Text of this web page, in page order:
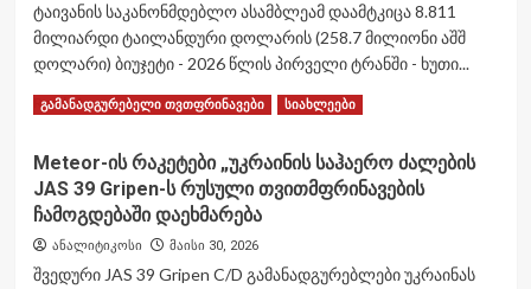
რბოლის
ჩემპიონატის
მეორე
საქართველოს
ძალების
სხვადასხვა
კომპონენტის
ჩართულობით
გაიხსნა.
ტაივანის საკანონმდებლო ასამბლეამ დაამტკიცა 8.811
მილიარდი ტაილანდური დოლარის (258.7 მილიონი აშშ
დოლარი) ბიუჯეტი - 2026 წლის პირველი ტრანში - ხუთი...
Read MoreRead
ტაივანის
საკანონმდებლო
ანსაბლეამ
ამერიკული
შეირაღების
შესაძენად
გამანადგურებელი თვთფრინავები სიახლეები
Meteor-ის რაკეტები „უკრაინის საჰაერო ძალების
JAS 39 Gripen-ს რუსული თვითმფრინავების
ჩამოგდებაში დაეხმარება
ანალიტიკოსი მაისი 30, 2026
შვედური JAS 39 Gripen C/D გამანადგურებლები უკრაინას